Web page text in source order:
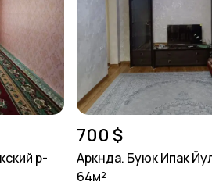
р-
700 $
Аркнда. Буюк Ипак
64м²